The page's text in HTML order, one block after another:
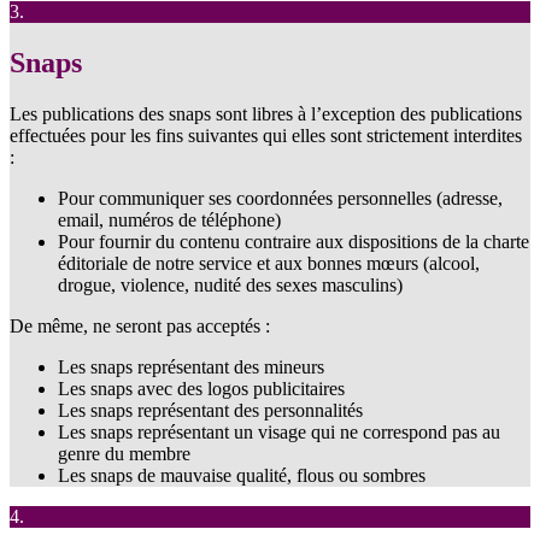
3.
Snaps
Les publications des snaps sont libres à l’exception des publications
effectuées pour les fins suivantes qui elles sont strictement interdites
:
Pour communiquer ses coordonnées personnelles (adresse,
email, numéros de téléphone)
Pour fournir du contenu contraire aux dispositions de la charte
éditoriale de notre service et aux bonnes mœurs (alcool,
drogue, violence, nudité des sexes masculins)
De même, ne seront pas acceptés :
Les snaps représentant des mineurs
Les snaps avec des logos publicitaires
Les snaps représentant des personnalités
Les snaps représentant un visage qui ne correspond pas au
genre du membre
Les snaps de mauvaise qualité, flous ou sombres
4.